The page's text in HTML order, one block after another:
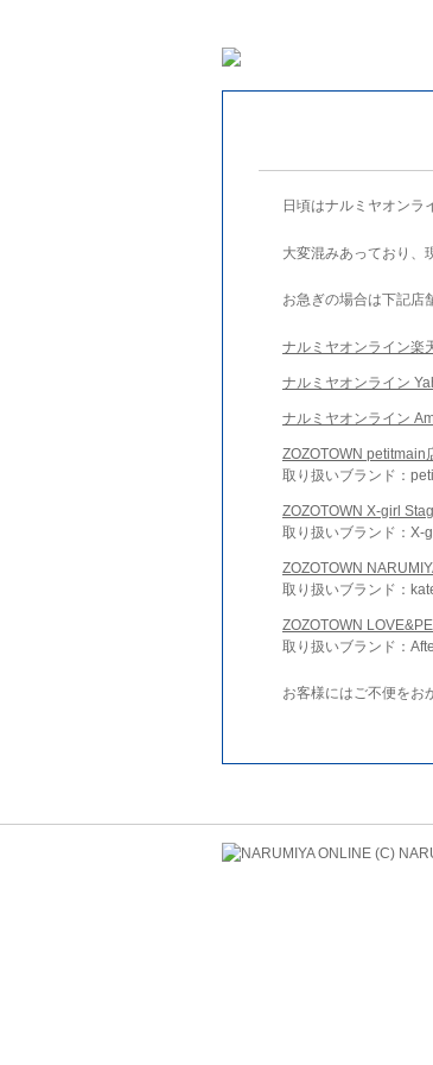
日頃はナルミヤオンラ
大変混みあっており、
お急ぎの場合は下記店
ナルミヤオンライン楽
ナルミヤオンライン
ナルミヤオンライン
ZOZOTOWN petitmain
取り扱いブランド：
ZOZOTOWN X-girl
取り扱いブランド：X-
ZOZOTOWN
取り扱いブランド：
ZOZOTOWN
取り扱いブランド：
お客様にはご不便をお